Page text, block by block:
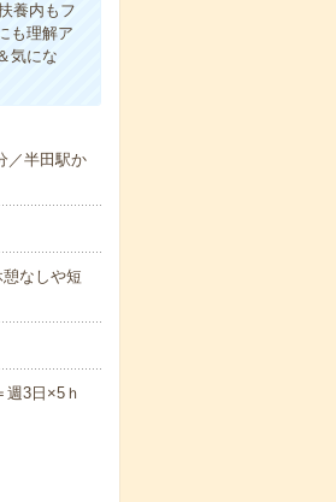
養内もフ
も理解ア
気にな
／半田駅か
なしや短
3日×5ｈ